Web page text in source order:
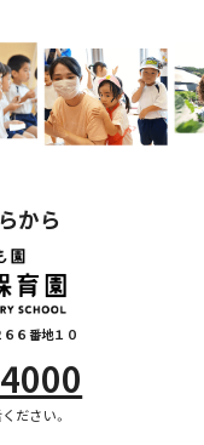
から
６番地１０
ださい。